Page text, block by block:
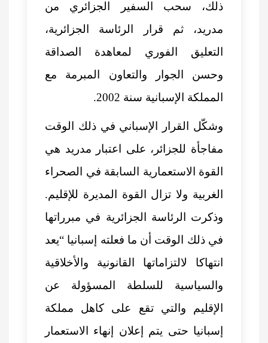
ذلك، سحب السفير الجزائري من
مدريد، ثم قرار الرئاسة الجزائرية،
التعليق الفوري لمعاهدة الصداقة
وحسن الجوار والتعاون المبرمة مع
المملكة الإسبانية سنة 2002.
وشكّل القرار الإسباني في ذلك الوقت
مفاجأة للجزائر، على اعتبار مدريد هي
القوة الاستعمارية السابقة في الصحراء
الغربية ولا تزال القوة المديرة للإقليم.
وذكرت الرئاسة الجزائرية في مبرراتها
في ذلك الوقت أن ما فعلته إسبانيا “يعد
انتهاكا لالتزاماتها القانونية والأخلاقية
والسياسية للسلطة المسؤولة عن
الإقليم والتي تقع على كاهل مملكة
إسبانيا حتى يتم إعلان إنهاء الاستعمار